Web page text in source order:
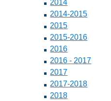
2014
2014-2015
2015
2015-2016
2016
2016 - 2017
2017
2017-2018
2018